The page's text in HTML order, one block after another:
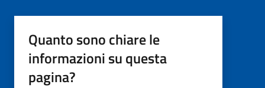
Quanto sono chiare le
informazioni su questa
pagina?